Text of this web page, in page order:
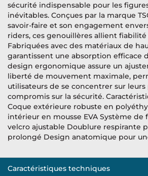
sécurité indispensable pour les
inévitables. Conçues par la marque
savoir-faire et son engagement
riders, ces genouillères allient
Fabriquées avec des matériaux de
garantissent une absorption efficace
design ergonomique assure un
liberté de mouvement maximale,
utilisateurs de se concentrer sur
compromis sur la sécurité.
Coque extérieure robuste en
intérieur en mousse EVA Système de
velcro ajustable Doublure respirante
prolongé Design anatomique pour
Caractéristiques techniques